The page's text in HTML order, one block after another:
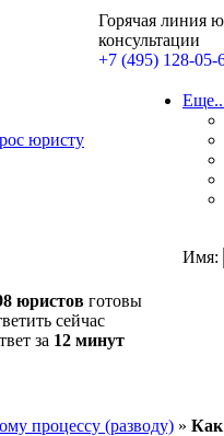
Горячая линия
консультации
+7 (495) 128-05-
юристу
юристов готовы
сейчас
за 12 минут
Имя:
процессу (разводу) » Как